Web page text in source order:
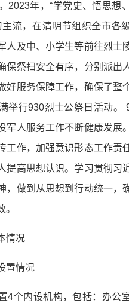
2023年，“学党史、悟思想
主流，在清明节组织全市各
人及中、小学生等前往烈士
保祭扫安全有序，分别派出
好服务保障工作，确保了整
举行930烈士公祭日活动。
军人服务工作不断健康发展
工作，加强意识形态工作责
提高思想认识。学习贯彻习
，做到从思想到行动统一，
。
情况
置情况
4个内设机构，包括：办公